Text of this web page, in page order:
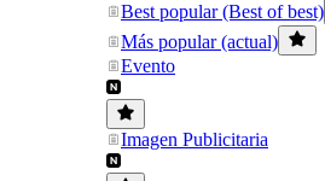
Best popular (Best of best)
Más popular (actual)
Evento
Imagen Publicitaria